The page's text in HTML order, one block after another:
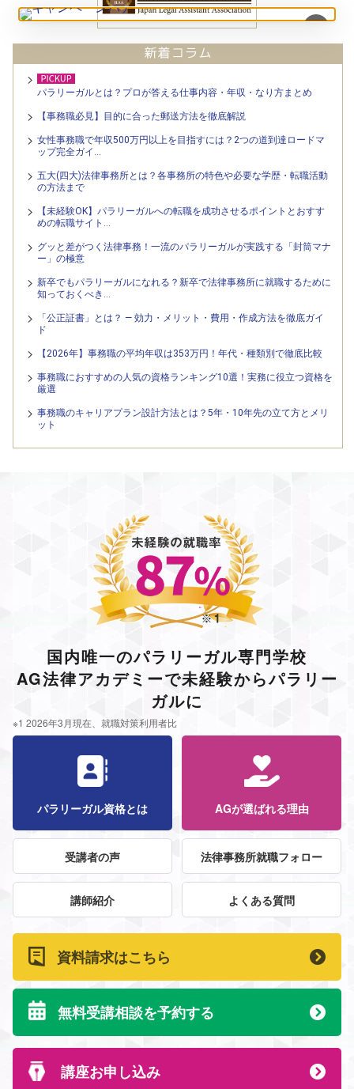
×
パラリーガルとは？プロが答える仕事内容・年収・なり方まとめ
【事務職必見】目的に合った郵送方法を徹底解説
女性事務職で年収500万円以上を目指すには？2つの道到達ロードマ
ップ完全ガイ…
五大(四大)法律事務所とは？各事務所の特色や必要な学歴・転職活動
の方法まで
【未経験OK】パラリーガルへの転職を成功させるポイントとおすす
めの転職サイト…
グッと差がつく法律事務！一流のパラリーガルが実践する「封筒マナ
ー」の極意
新卒でもパラリーガルになれる？新卒で法律事務所に就職するために
知っておくべき…
「公正証書」とは？ — 効力・メリット・費用・作成方法を徹底ガイ
ド
【2026年】事務職の平均年収は353万円！年代・種類別で徹底比較
事務職におすすめの人気の資格ランキング10選！実務に役立つ資格を
厳選
事務職のキャリアプラン設計方法とは？5年・10年先の立て方とメリ
ット
※1 2026年3月現在、就職対策利用者比
国内唯一のパラリーガル専門学校
AG法律アカデミーで未経験からパラリー
ガルに
パラリーガル資格とは AGが選ばれる理由
受講者の声 法律事務所就職フォロー
講師紹介 よくある質問
資料請求はこちら
無料受講相談を予約する
講座お申し込み